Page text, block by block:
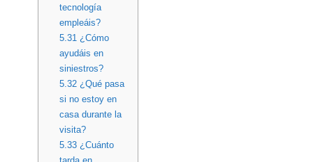
tecnología
empleáis?
5.31 ¿Cómo
ayudáis en
siniestros?
5.32¿Qué pasa
si no estoy en
casa durante la
visita?
5.33¿Cuánto